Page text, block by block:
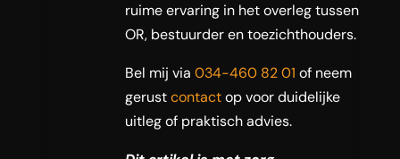
ruime ervaring in het overleg tussen
OR, bestuurder en toezichthouders.
Bel mij via 034-460 82 01 of neem
gerustcontactop voor duidelijke
uitleg of praktisch advies.